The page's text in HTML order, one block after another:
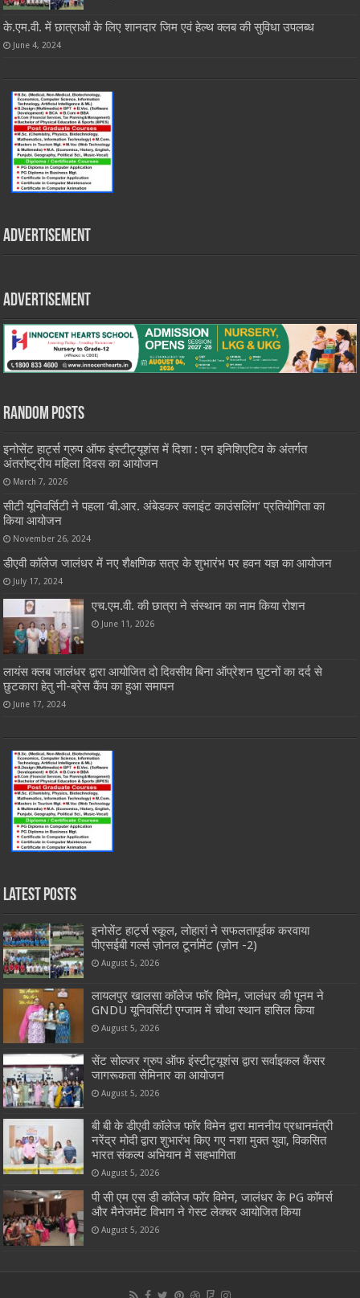
के.एम.वी. में छात्राओं के लिए शानदार जिम एवं हेल्थ क्लब की सुविधा उपलब्ध
June 4, 2024
Advertisement
Advertisement
Random Posts
इनोसेंट हार्ट्स ग्रुप ऑफ इंस्टीट्यूशंस में दिशा : एन इनिशिएटिव के अंतर्गत
अंतर्राष्ट्रीय महिला दिवस का आयोजन
March 7, 2026
सीटी यूनिवर्सिटी ने पहला ‘बी.आर. अंबेडकर क्लाइंट काउंसलिंग’ प्रतियोगिता का
किया आयोजन
November 26, 2024
डीएवी कॉलेज जालंधर में नए शैक्षणिक सत्र के शुभारंभ पर हवन यज्ञ का आयोजन
July 17, 2024
एच.एम.वी. की छात्रा ने संस्थान का नाम किया रोशन
June 11, 2026
लायंस क्लब जालंधर द्वारा आयोजित दो दिवसीय बिना ऑप्रेशन घुटनों का दर्द से
छुटकारा हेतु नी-ब्रेस कैंप का हुआ समापन
June 17, 2024
Latest Posts
इनोसेंट हार्ट्स स्कूल, लोहारां ने सफलतापूर्वक करवाया
पीएसईबी गर्ल्स ज़ोनल टूर्नामेंट (ज़ोन -2)
August 5, 2026
लायलपुर खालसा कॉलेज फॉर विमेन, जालंधर की पूनम ने
GNDU यूनिवर्सिटी एग्जाम में चौथा स्थान हासिल किया
August 5, 2026
सेंट सोल्जर ग्रुप ऑफ इंस्टीट्यूशंस द्वारा सर्वाइकल कैंसर
जागरूकता सेमिनार का आयोजन
August 5, 2026
बी बी के डीएवी कॉलेज फॉर विमेन द्वारा माननीय प्रधानमंत्री
नरेंद्र मोदी द्वारा शुभारंभ किए गए नशा मुक्त युवा, विकसित
भारत संकल्प अभियान में सहभागिता
August 5, 2026
पी सी एम एस डी कॉलेज फॉर विमेन, जालंधर के PG कॉमर्स
और मैनेजमेंट विभाग ने गेस्ट लेक्चर आयोजित किया
August 5, 2026